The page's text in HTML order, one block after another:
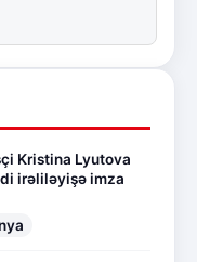
Kristina Lyutova
irəliləyişə imza